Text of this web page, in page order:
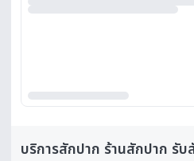
บริการสักปาก ร้านสักปาก รับ